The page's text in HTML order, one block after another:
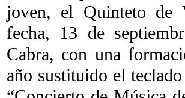
joven, el Quinteto de
fecha, 13 de
Cabra, con una
año sustituido el